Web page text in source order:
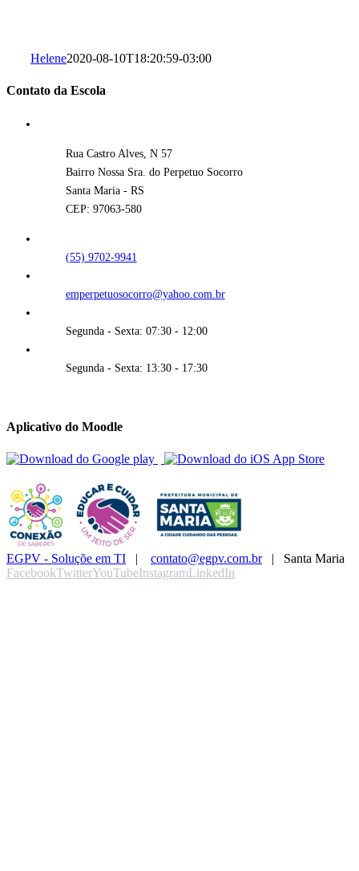
Helene2020-08-10T18:20:59-03:00
Contato da Escola
Rua Castro Alves, N 57
Bairro Nossa Sra. do Perpetuo Socorro
Santa Maria - RS
CEP: 97063-580
(55) 9702-9941
emperpetuosocorro@yahoo.com.br
Segunda - Sexta: 07:30 - 12:00
Segunda - Sexta: 13:30 - 17:30
Aplicativo do Moodle
EGPV - Soluçõe em TI | contato@egpv.com.br| Santa Maria
FacebookTwitterYouTubeInstagramLinkedIn